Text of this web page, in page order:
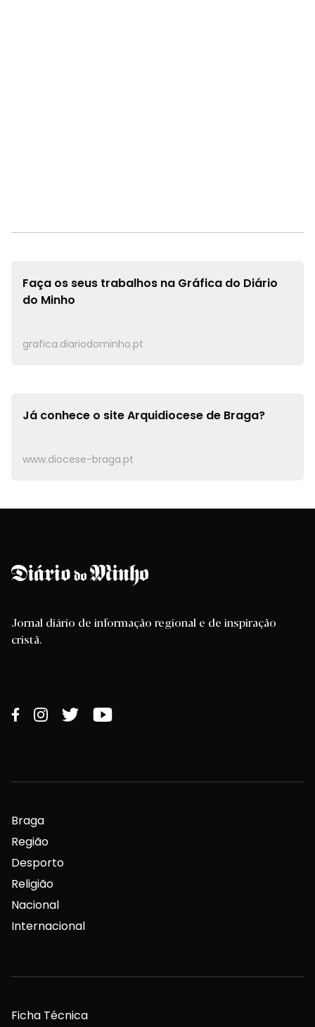
Faça os seus trabalhos na Gráfica do Diário
do Minho
grafica.diariodominho.pt
Já conhece o siteArquidiocese de Braga?
www.diocese-braga.pt
Jornal diário de informação regional e de inspiração
cristã.
Braga
Região
Desporto
Religião
Nacional
Internacional
Ficha Técnica